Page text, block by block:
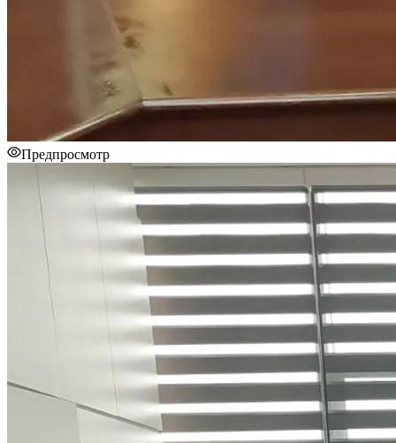
Предпросмотр